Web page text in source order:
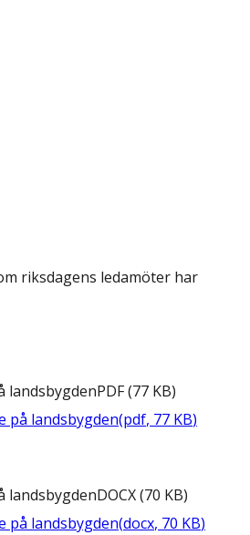
riksdagens ledamöter har
landsbygdenPDF(77 KB)
på landsbygden(pdf, 77 KB)
landsbygdenDOCX(70 KB)
på landsbygden(docx, 70 KB)